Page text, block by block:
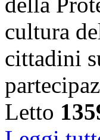
cultura
cittadini
Letto